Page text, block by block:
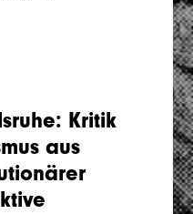
Kritik
aus